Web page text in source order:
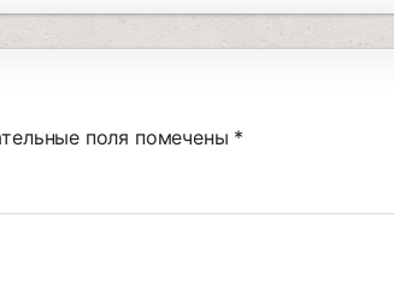
поля помечены *